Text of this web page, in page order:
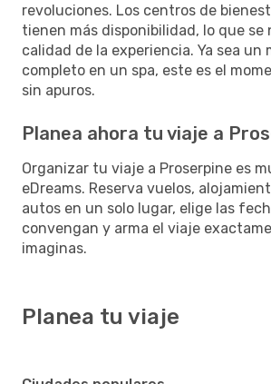
revoluciones. Los centros de
tienen más disponibilidad, lo que se
calidad de la experiencia. Ya sea un
completo en un spa, este es el
sin apuros.
Planea ahora tu viaje a
Organizar tu viaje a Proserpine es
eDreams. Reserva vuelos,
autos en un solo lugar, elige las
convengan y arma el viaje
imaginas.
Planea tu viaje